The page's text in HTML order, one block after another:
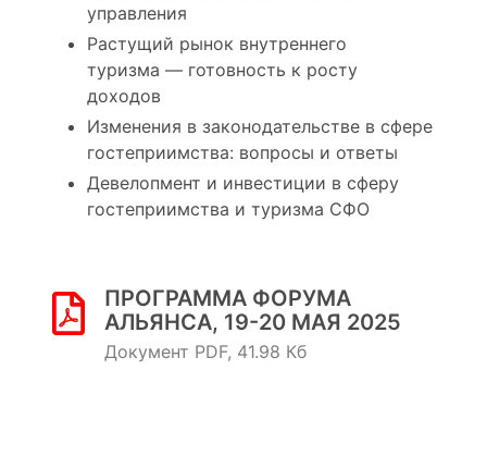
управления
Растущий рынок внутреннего
туризма — готовность к росту
доходов
Изменения в законодательстве в сфере
гостеприимства: вопросы и ответы
Девелопмент и инвестиции в сферу
гостеприимства и туризма СФО
ПРОГРАММА ФОРУМА
АЛЬЯНСА, 19-20 МАЯ 2025
Документ PDF, 41.98 Кб